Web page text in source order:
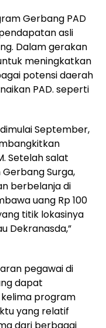
Gerbang PAD
asli
Dalam gerakan
meningkatkan
potensi daerah
PAD. seperti
September,
Setelah salat
Surga,
berbelanja di
uang Rp 100
titik lokasinya
Dekranasda,”
pegawai di
dapat
program
yang relatif
dari berbagai